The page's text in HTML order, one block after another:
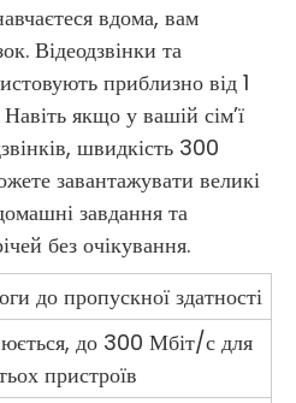
вдома, вам
Відеодзвінки та
приблизно від 1
якщо у вашій сім’ї
швидкість 300
завантажувати великі
завдання та
без очікування.
до пропускної здатності
до 300 Мбіт/с для
пристроїв